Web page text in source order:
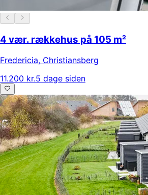
4 vær. rækkehus på 105 m²
Fredericia, Christiansberg
11.200 kr.5 dage siden